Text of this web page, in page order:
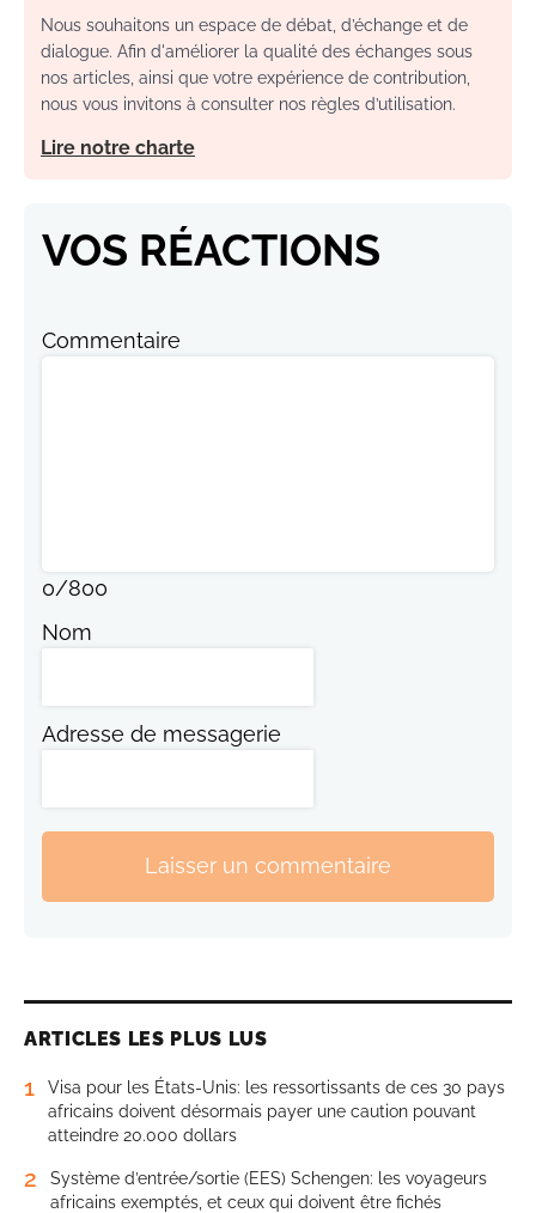
Nous souhaitons un espace de débat, d’échange et de
dialogue. Afin d'améliorer la qualité des échanges sous
nos articles, ainsi que votre expérience de contribution,
nous vous invitons à consulter nos règles d’utilisation.
Lire notre charte
VOS RÉACTIONS
Commentaire
0/800
Nom
Adresse de messagerie
Laisser un commentaire
ARTICLES LES PLUS LUS
1
Visa pour les États-Unis: les ressortissants de ces 30 pays
africains doivent désormais payer une caution pouvant
atteindre 20.000 dollars
2
Système d’entrée/sortie (EES) Schengen: les voyageurs
africains exemptés, et ceux qui doivent être fichés